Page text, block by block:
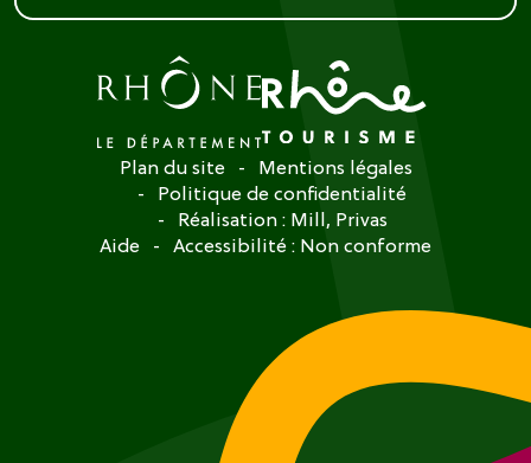
Plan du site
Mentions légales
Politique de confidentialité
Réalisation : Mill, Privas
Aide
Accessibilité : Non conforme